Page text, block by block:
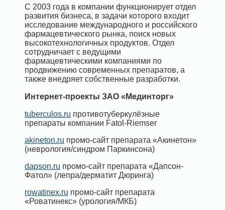
С 2003 года в компании функционирует отдел
развития бизнеса, в задачи которого входит
исследование международного и российского
фармацевтического рынка, поиск новых
высокотехнологичных продуктов. Отдел
сотрудничает с ведущими
фармацевтическими компаниями по
продвижению современных препаратов, а
также внедряет собственные разработки.
Интернет-проекты ЗАО «Мединторг»
tuberculos.ru противотуберкулёзные
препараты компании Fatol-Riemser
akineton.ru промо-сайт препарата «Акинетон»
(неврология/синдром Паркинсона)
dapson.ru промо-сайт препарата «Дапсон-
Фатол» (лепра/дерматит Дюринга)
rowatinex.ru промо-сайт препарата
«Роватинекс» (урология/МКБ)